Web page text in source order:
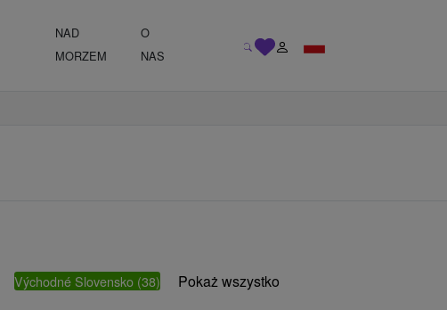
NAD
MORZEM
O
NAS
Východné Slovensko (38) Pokaż wszystko